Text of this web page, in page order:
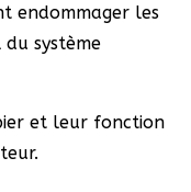
endommager les
système
et leur fonction